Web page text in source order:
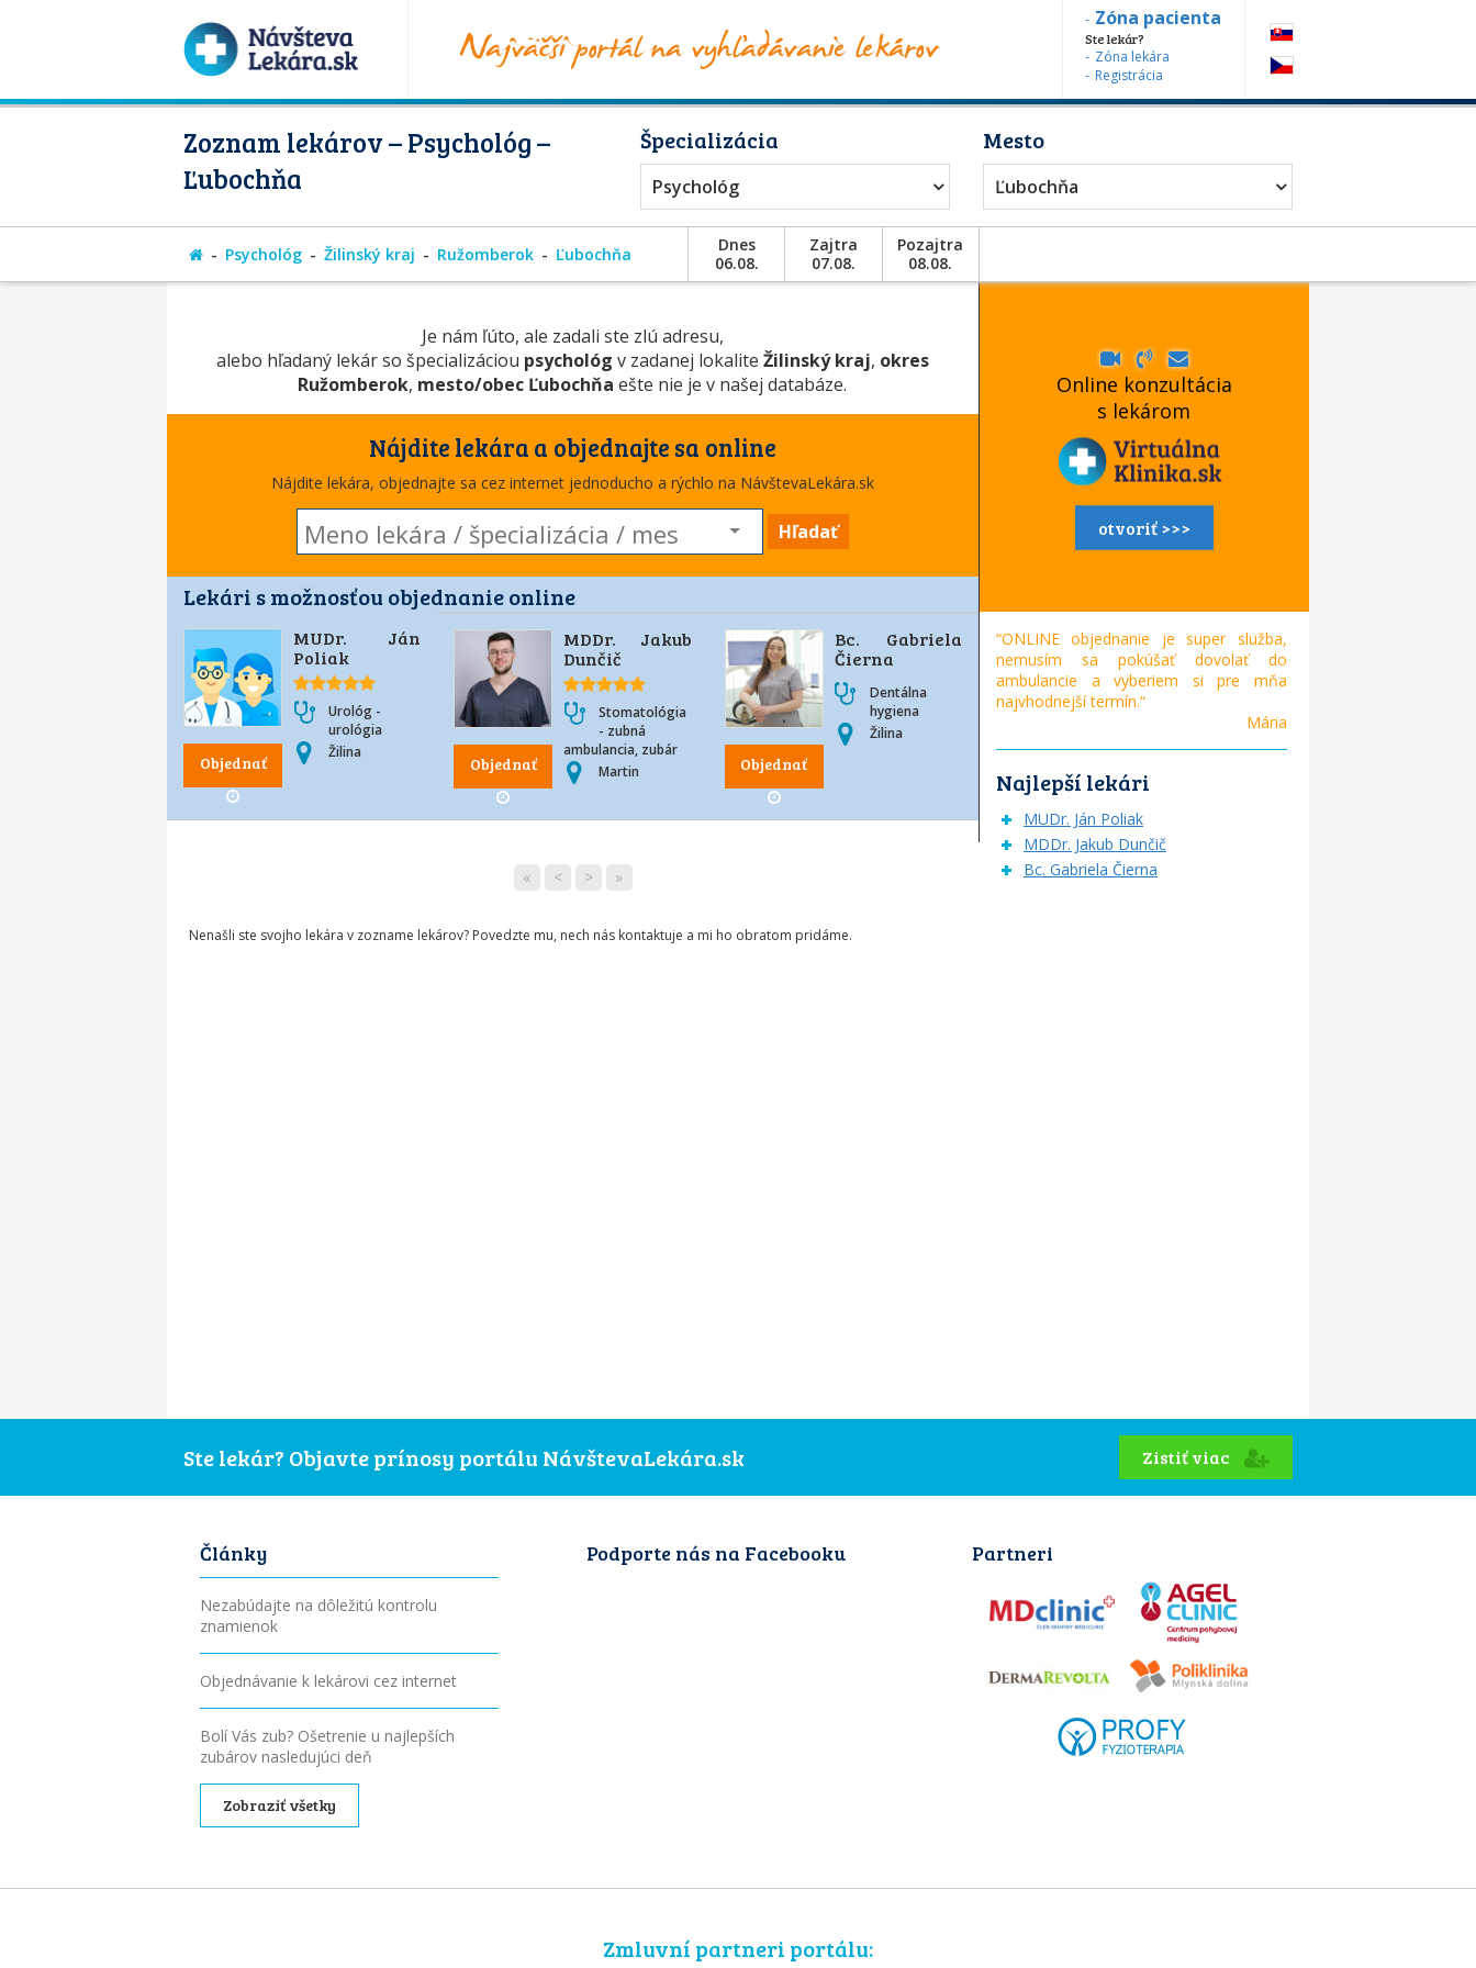
Zóna pacienta
Ste lekár?
Zóna lekára
Registrácia
Zoznam lekárov – Psychológ –
Ľubochňa
Špecializácia
Psychológ
Mesto
Ľubochňa
Psychológ Žilinský kraj Ružomberok Ľubochňa
Dnes
06.08.
Zajtra
07.08.
Pozajtra
08.08.
Je nám ľúto, ale zadali ste zlú adresu,
alebo hľadaný lekár so špecializáciou psychológ v zadanej lokalite Žilinský kraj, okres
Ružomberok, mesto/obec Ľubochňa ešte nie je v našej databáze.
Nájdite lekára a objednajte sa online
Nájdite lekára, objednajte sa cez internet jednoducho a rýchlo na NávštevaLekára.sk
Hľadať
Lekári s možnosťou objednanie online
Objednať
MUDr. Ján
Poliak
Urológ -
urológia
Žilina
Objednať
MDDr. Jakub
Dunčič
Stomatológia
- zubná
ambulancia, zubár
Martin
Objednať
Bc. Gabriela
Čierna
Dentálna
hygiena
Žilina
« < > »
Nenašli ste svojho lekára v zozname lekárov? Povedzte mu, nech nás kontaktuje a mi ho obratom pridáme.
Online konzultácia
s lekárom
otvoriť >>>
“ONLINE objednanie je super služba,
nemusím sa pokúšať dovolať do
ambulancie a vyberiem si pre mňa
najvhodnejší termín.“
Mária
Najlepší lekári
MUDr. Ján Poliak
MDDr. Jakub Dunčič
Bc. Gabriela Čierna
Ste lekár? Objavte prínosy portálu NávštevaLekára.sk Zistiť viac
Články
Nezabúdajte na dôležitú kontrolu
znamienok
Objednávanie k lekárovi cez internet
Bolí Vás zub? Ošetrenie u najlepších
zubárov nasledujúci deň
Zobraziť všetky
Podporte nás na Facebooku Partneri
Zmluvní partneri portálu: